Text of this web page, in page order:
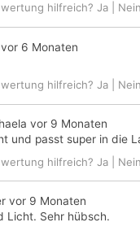
hilfreich? Ja Nein
vor 6 Monaten
hilfreich? Ja Nein
vor 9 Monaten
und passt super in die
hilfreich? Ja Nein
vor 9 Monaten
Licht. Sehr hübsch.